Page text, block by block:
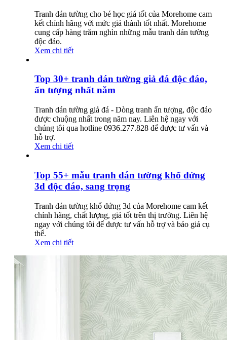
Tranh dán tường cho bé học giá tốt của Morehome cam
kết chính hãng với mức giá thành tốt nhất. Morehome
cung cấp hàng trăm nghìn những mẫu tranh dán tường
độc đáo.
Xem chi tiết
Top 30+ tranh dán tường giả đá độc đáo,
ấn tượng nhất năm
Tranh dán tường giả đá - Dòng tranh ấn tượng, độc đáo
được chuộng nhất trong năm nay. Liên hệ ngay với
chúng tôi qua hotline 0936.277.828 để được tư vấn và
hỗ trợ.
Xem chi tiết
Top 55+ mẫu tranh dán tường khổ đứng
3d độc đáo, sang trọng
Tranh dán tường khổ đứng 3d của Morehome cam kết
chính hãng, chất lượng, giá tốt trên thị trường. Liên hệ
ngay với chúng tôi để được tư vấn hỗ trợ và báo giá cụ
thể.
Xem chi tiết